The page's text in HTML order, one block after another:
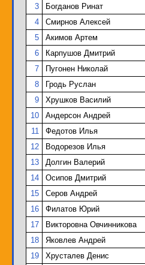
3
Богданов Ринат
4
Смирнов Алексей
5
Акимов Артем
6
Карпушов Дмитрий
7
Пугонен Николай
8
Гродь Руслан
9
Хрушков Василий
10
Андерсон Андрей
11
Федотов Илья
12
Водорезов Илья
13
Долгин Валерий
14
Осипов Дмитрий
15
Серов Андрей
16
Филатов Юрий
17
Викторовна Овчинникова
18
Яковлев Андрей
19
Хрусталев Денис